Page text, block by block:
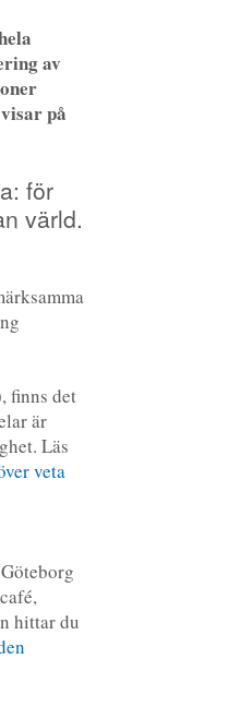
av
på
för
värld.
finns det
är
Läs
veta
hittar du